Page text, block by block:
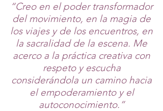
“Creo en el poder transformador
del movimiento, en la magia de
los viajes y de los encuentros, en
la sacralidad de la escena. Me
acerco a la práctica creativa con
respeto y escucha
considerándola un camino hacia
el empoderamiento y el
autoconocimiento.”